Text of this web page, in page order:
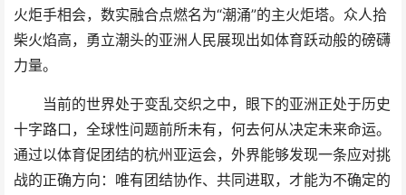
火炬手相会，数实融合点燃名为“潮涌”的主火炬塔。众人拾
柴火焰高，勇立潮头的亚洲人民展现出如体育跃动般的磅礴
力量。
当前的世界处于变乱交织之中，眼下的亚洲正处于历史
十字路口，全球性问题前所未有，何去何从决定未来命运。
通过以体育促团结的杭州亚运会，外界能够发现一条应对挑
战的正确方向：唯有团结协作、共同进取，才能为不确定的